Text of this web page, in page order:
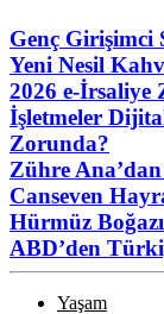
Genç
Yeni Nesil
2026 e-İrsaliye
İşletmeler
Zorunda?
Zühre
Canseven
Hürmüz
ABD’den
Yaşam